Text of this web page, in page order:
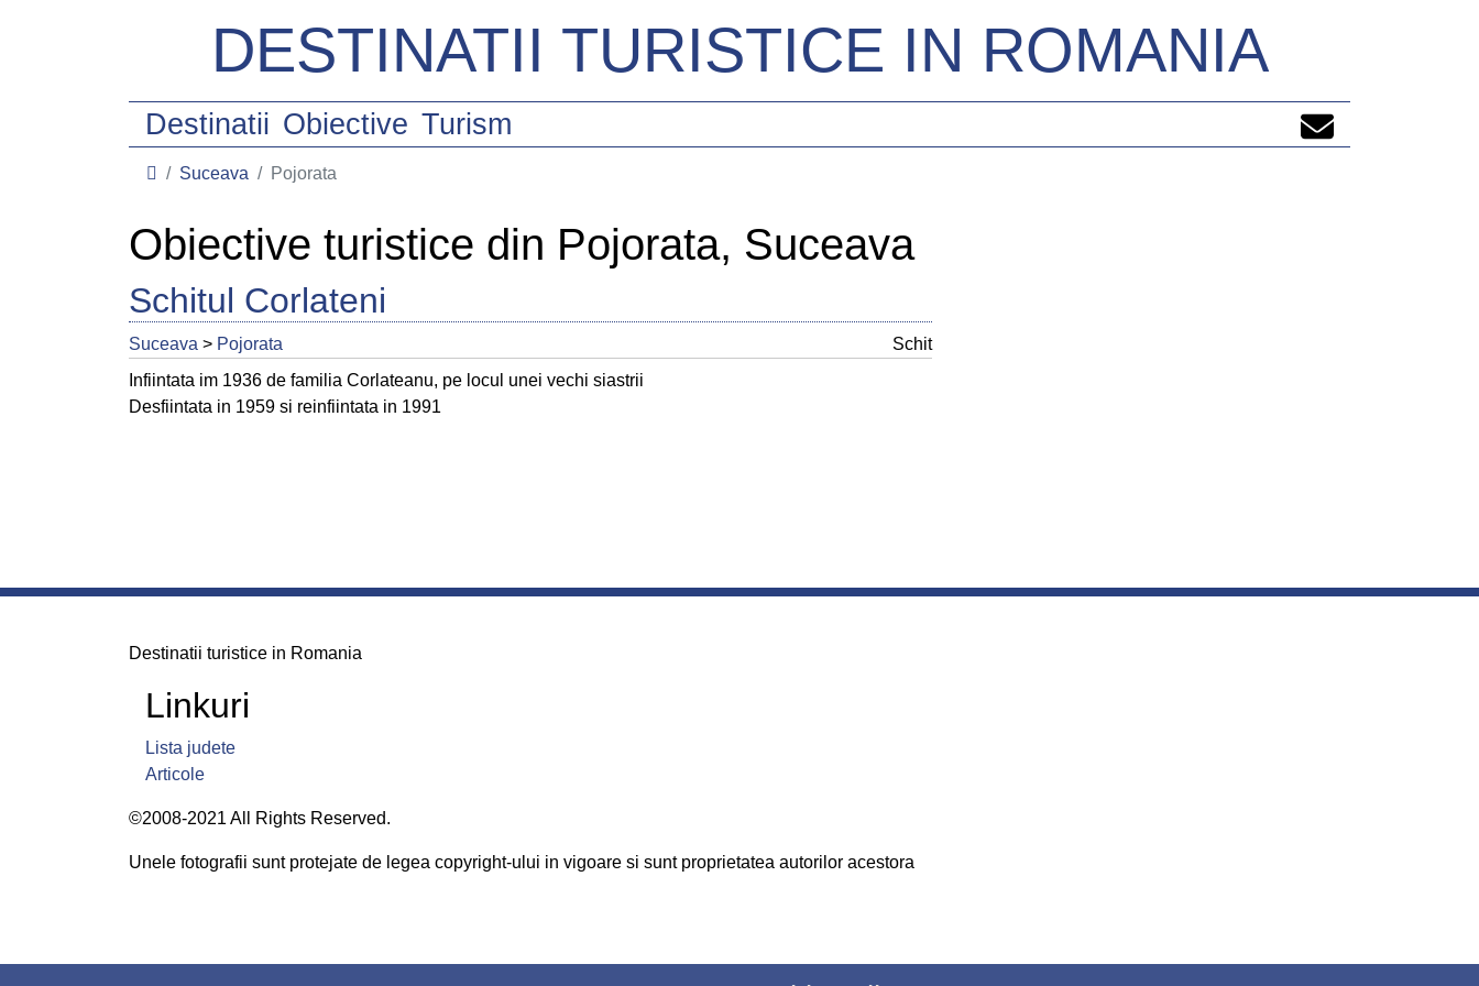
DESTINATII TURISTICE IN ROMANIA
Destinatii Obiective Turism
Suceava Pojorata
Obiective turistice din Pojorata, Suceava
Schitul Corlateni
Suceava > Pojorata
Schit
Infiintata im 1936 de familia Corlateanu, pe locul unei vechi siastrii
Desfiintata in 1959 si reinfiintata in 1991
Destinatii turistice in Romania
Linkuri
Lista judete
Articole
©2008-2021 All Rights Reserved.
Unele fotografii sunt protejate de legea copyright-ului in vigoare si sunt proprietatea autorilor acestora